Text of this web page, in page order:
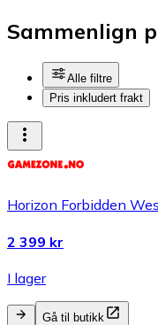
Sammenlign
Alle filtre
Pris inkludert frakt
Horizon Forbidden
2 399 kr
I lager
Gå til butikk